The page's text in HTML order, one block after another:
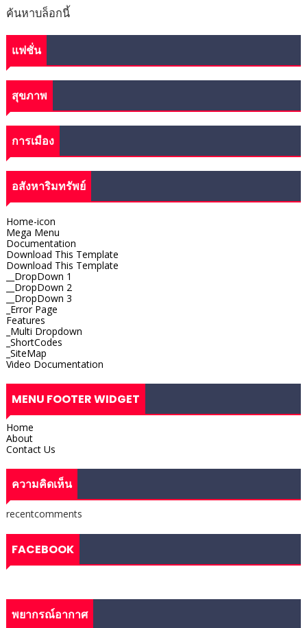
ค้นหาบล็อกนี้
แฟชั่น
สุขภาพ
การเมือง
อสังหาริมทรัพย์
Home-icon
Mega Menu
Documentation
Download This Template
Download This Template
__DropDown 1
__DropDown 2
__DropDown 3
_Error Page
Features
_Multi Dropdown
_ShortCodes
_SiteMap
Video Documentation
MENU FOOTER WIDGET
Home
About
Contact Us
ความคิดเห็น
recentcomments
FACEBOOK
พยากรณ์อากาศ